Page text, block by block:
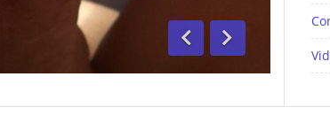
AnteriorSegue